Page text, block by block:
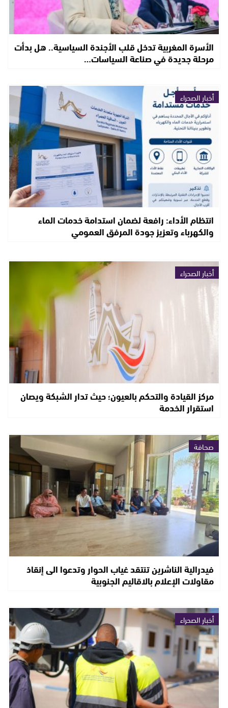
الأسرة المغربية تدخل قلب الأجندة السياسية.. هل بدأت
مرحلة جديدة في صناعة السياسات…
أخبار الصحراء
انتظام الأداء: رافعة لضمان استدامة خدمات الماء
والكهرباء وتعزيز جودة المرفق العمومي
أخبار الصحراء
مركز القيادة والتحكم بالعيون؛ حيث تدار الشبكة ويصان
استقرار الخدمة
صحافة
فيدرالية الناشرين تنتقد غياب الحوار وتدعوا الى إنقاذ
مقاولات الإعلام بالاقاليم الجنوبية
أخبار الصحراء